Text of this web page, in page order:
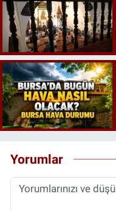
Yorumlar